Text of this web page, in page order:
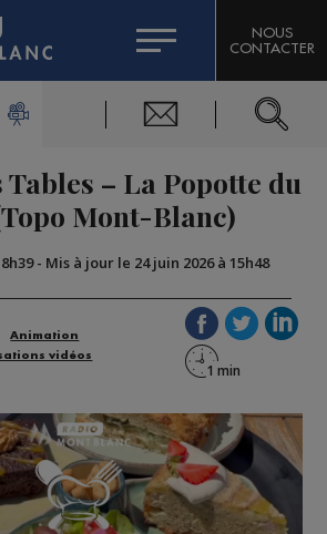
CHRONIQUES DE L'EXPERT
CITIZEN MACHINERY
MASSIF DOMAINES SKIABLES
BIGARD
DU MONT-BLANC
NOUS
CONTACTER
Tables – La Popotte du
Mont-Blanc)
- Mis à jour le 24 juin 2026 à 15h48
Animation
vidéos